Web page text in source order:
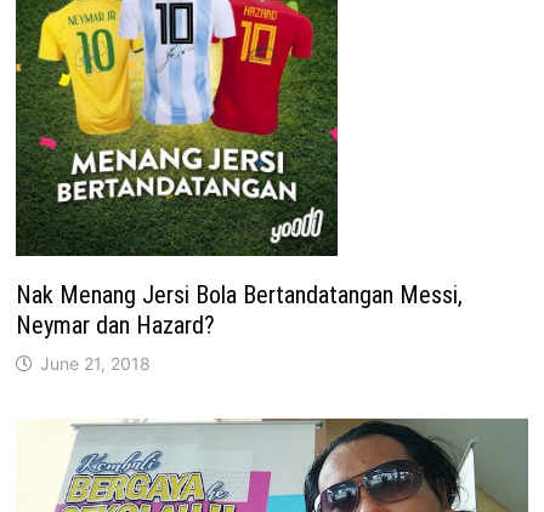
Nak Menang Jersi Bola Bertandatangan Messi,
Neymar dan Hazard?
June 21, 2018